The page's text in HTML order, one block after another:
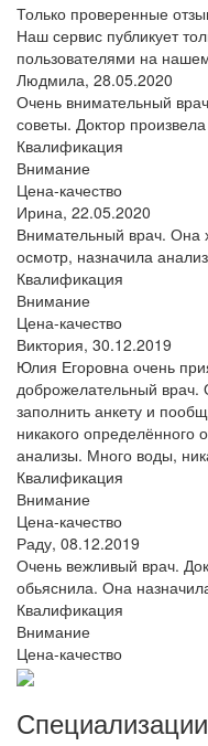
Только проверенные
Наш сервис публикует
пользователями на
Людмила, 28.05.2020
Очень внимательный
советы. Доктор
Квалификация
Внимание
Цена-качество
Ирина, 22.05.2020
Внимательный врач.
осмотр, назначила
Квалификация
Внимание
Цена-качество
Виктория, 30.12.2019
Юлия Егоровна очень
доброжелательный
заполнить анкету и
никакого определённого
анализы. Много воды,
Квалификация
Внимание
Цена-качество
Раду, 08.12.2019
Очень вежливый врач.
обьяснила. Она
Квалификация
Внимание
Цена-качество
Специализации